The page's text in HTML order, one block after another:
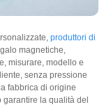
produttori di
magnetiche,
misurare, modello e
senza pressione
fabbrica di origine
la qualità del